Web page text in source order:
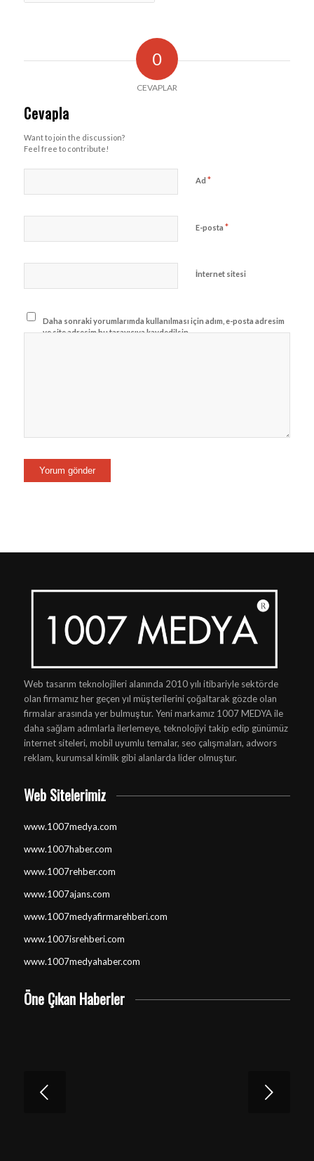
0
CEVAPLAR
Cevapla
Want to join the discussion?
Feel free to contribute!
Ad *
E-posta *
İnternet sitesi
Daha sonraki yorumlarımda kullanılması için adım, e-posta adresim
ve site adresim bu tarayıcıya kaydedilsin.
Web tasarım teknolojileri alanında 2010 yılı itibariyle sektörde
olan firmamız her geçen yıl müşterilerini çoğaltarak gözde olan
firmalar arasında yer bulmuştur. Yeni markamız 1007 MEDYA ile
daha sağlam adımlarla ilerlemeye, teknolojiyi takip edip günümüz
internet siteleri, mobil uyumlu temalar, seo çalışmaları, adwors
reklam, kurumsal kimlik gibi alanlarda lider olmuştur.
Web Sitelerimiz
www.1007medya.com
www.1007haber.com
www.1007rehber.com
www.1007ajans.com
www.1007medyafirmarehberi.com
www.1007isrehberi.com
www.1007medyahaber.com
Öne Çıkan Haberler